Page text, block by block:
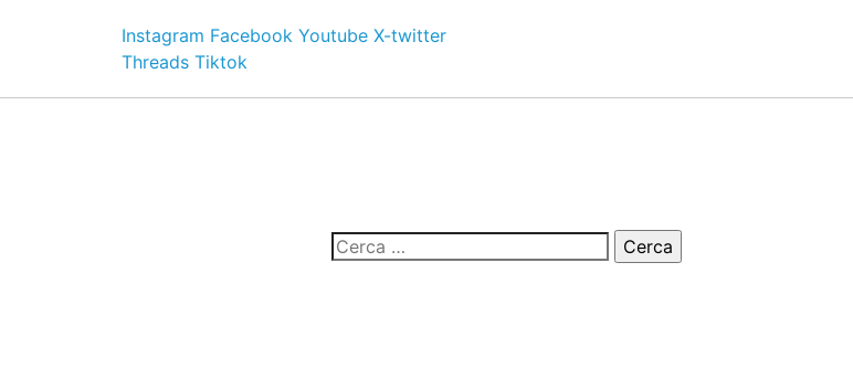
Instagram Facebook Youtube X-twitter
Threads Tiktok